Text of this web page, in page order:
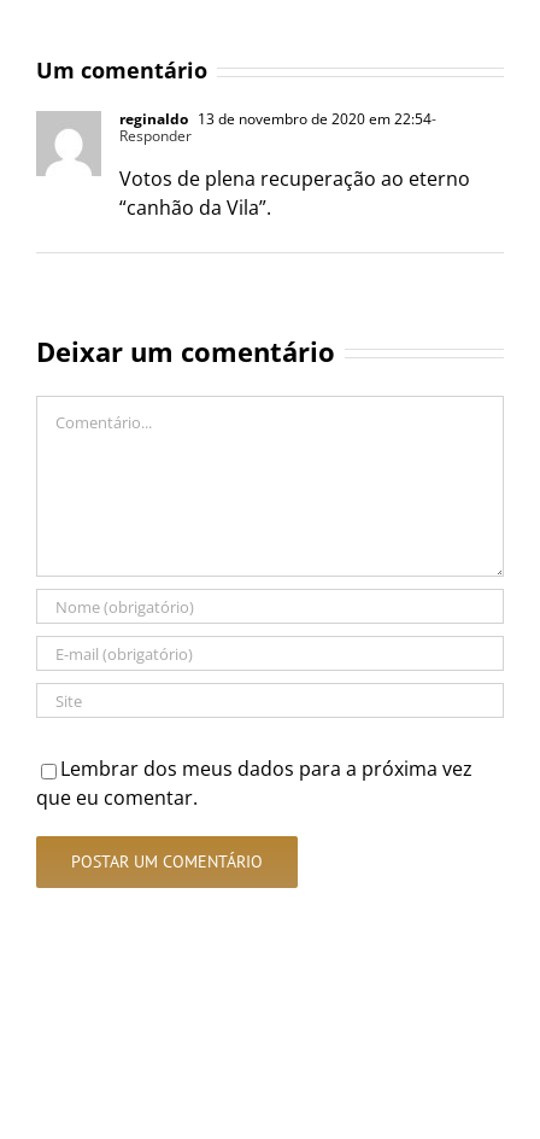
Um comentário
reginaldo 13 de novembro de 2020 em 22:54-
Responder
Votos de plena recuperação ao eterno
“canhão da Vila”.
Deixar um comentário
Comentário
Lembrar dos meus dados para a próxima vez
que eu comentar.